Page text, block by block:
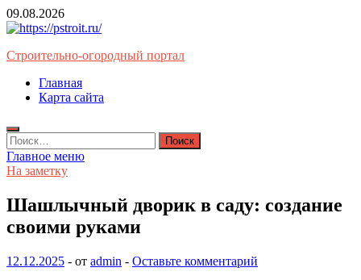
Перейти
к
09.08.2026
Строительно-огородный портал
Главная
Карта сайта
Найти:
Главное меню
На заметку
Шашлычный дворик в саду: создание
своими руками
12.12.2025 - от admin - Оставьте комментарий